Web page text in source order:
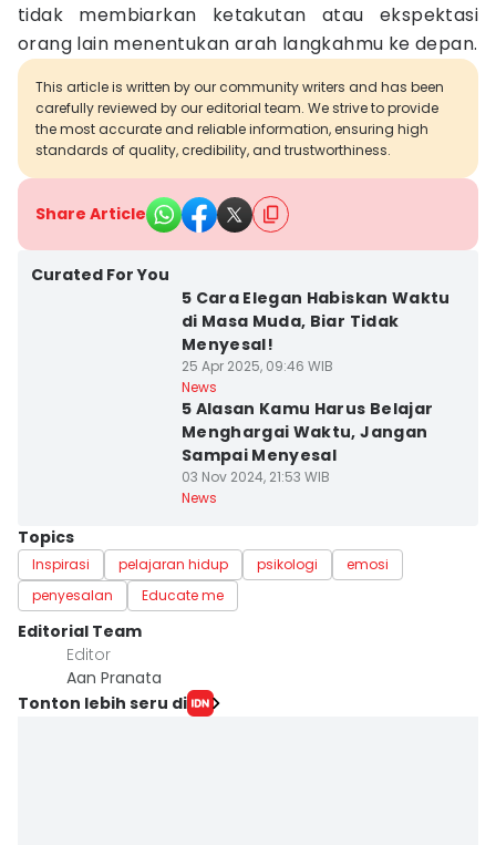
tidak membiarkan ketakutan atau ekspektasi
orang lain menentukan arah langkahmu ke depan.
This article is written by our community writers and has been
carefully reviewed by our editorial team. We strive to provide
the most accurate and reliable information, ensuring high
standards of quality, credibility, and trustworthiness.
Share Article
Curated For You
5 Cara Elegan Habiskan Waktu
di Masa Muda, Biar Tidak
Menyesal!
25 Apr 2025, 09:46 WIB
News
5 Alasan Kamu Harus Belajar
Menghargai Waktu, Jangan
Sampai Menyesal
03 Nov 2024, 21:53 WIB
News
Topics
Inspirasi pelajaran hidup psikologi
emosi
penyesalan
Educate me
Editorial Team
Editor
Aan Pranata
Tonton lebih seru di